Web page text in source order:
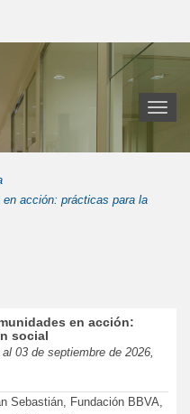
Toggle
acción: prácticas para la
en acción:
social
03 de septiembre de 2026,
Sebastián, Fundación BBVA,
en acción: prácticas para